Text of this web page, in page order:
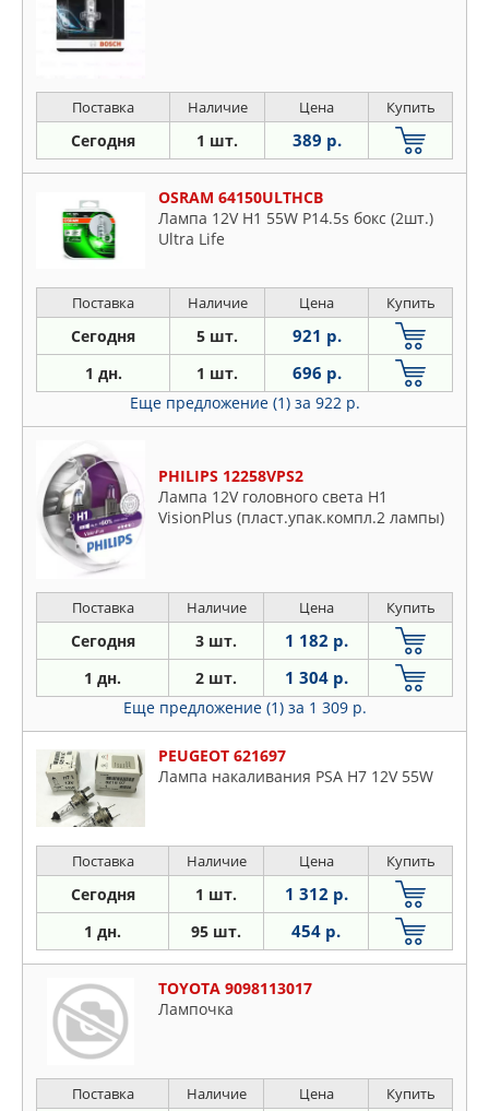
Поставка Наличие Цена Купить
Сегодня 1 шт. 389 р.
OSRAM 64150ULTHCB
Лампа 12V H1 55W P14.5s бокс (2шт.)
Ultra Life
Поставка Наличие Цена Купить
Сегодня 5 шт. 921 р.
1 дн. 1 шт. 696 р.
Еще предложение (1) за 922 р.
PHILIPS 12258VPS2
Лампа 12V головного света H1
VisionPlus (пласт.упак.компл.2 лампы)
Поставка Наличие Цена Купить
Сегодня 3 шт. 1 182 р.
1 дн. 2 шт. 1 304 р.
Еще предложение (1) за 1 309 р.
PEUGEOT 621697
Лампа накаливания PSA H7 12V 55W
Поставка Наличие Цена Купить
Сегодня 1 шт. 1 312 р.
1 дн. 95 шт. 454 р.
TOYOTA 9098113017
Лампочка
Поставка Наличие Цена Купить